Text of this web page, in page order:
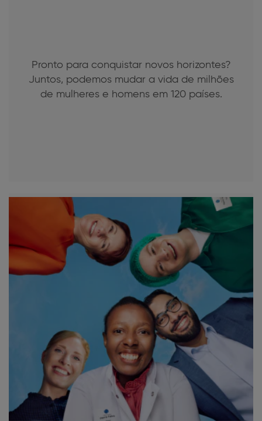
Pronto para conquistar novos horizontes?
Juntos, podemos mudar a vida de milhões
de mulheres e homens em 120 países.